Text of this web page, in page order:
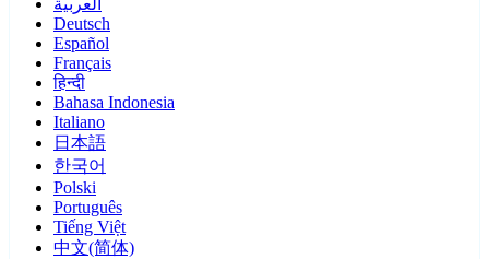
العربية
Deutsch
Español
Français
हिन्दी
Bahasa Indonesia
Italiano
日本語
한국어
Polski
Português
Tiếng Việt
中文(简体)